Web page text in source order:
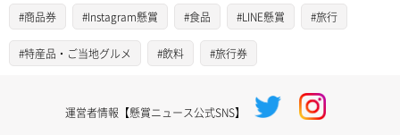
#商品券 #Instagram懸賞 #食品 #LINE懸賞 #旅行
#特産品・ご当地グルメ #飲料 #旅行券
運営者情報【懸賞ニュース公式SNS】